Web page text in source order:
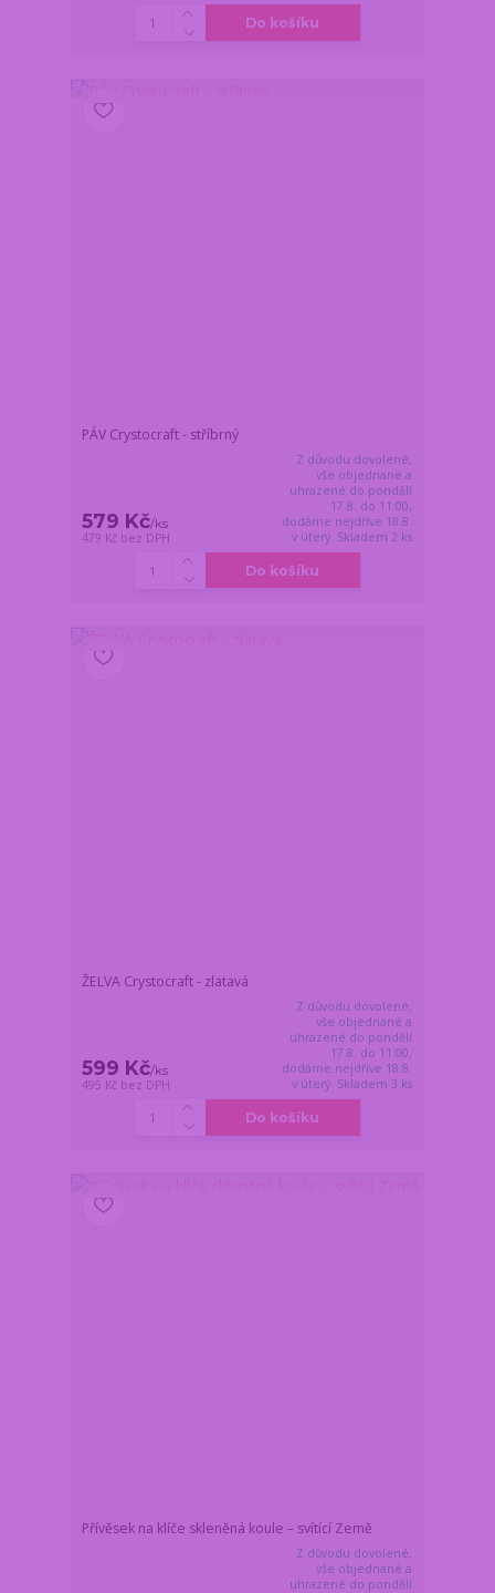
Do košíku
PÁV Crystocraft - stříbrný
579 Kč/ks
479 Kč bez DPH
Z důvodu dovolené,
vše objednané a
uhrazené do pondělí
17.8. do 11:00,
dodáme nejdříve 18.8.
v úterý. Skladem 2 ks
Do košíku
ŽELVA Crystocraft - zlatavá
599 Kč/ks
495 Kč bez DPH
Z důvodu dovolené,
vše objednané a
uhrazené do pondělí
17.8. do 11:00,
dodáme nejdříve 18.8.
v úterý. Skladem 3 ks
Do košíku
Přívěsek na klíče skleněná koule – svítící Země
Z důvodu dovolené,
vše objednané a
uhrazené do pondělí